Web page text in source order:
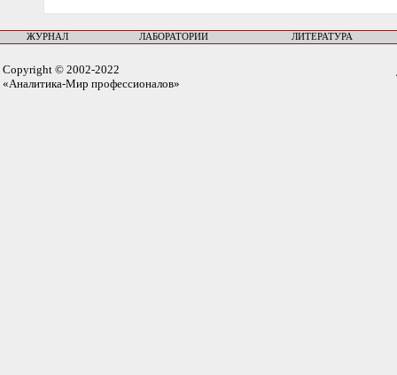
ЖУРНАЛ ЛАБОРАТОРИИ ЛИТЕРАТУРА
Copyright © 2002-2022
«Аналитика-Мир профессионалов»